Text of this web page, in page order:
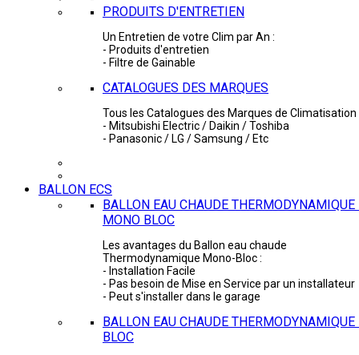
PRODUITS D'ENTRETIEN
Un Entretien de votre Clim par An :
- Produits d'entretien
- Filtre de Gainable
CATALOGUES DES MARQUES
Tous les Catalogues des Marques de Climatisation
- Mitsubishi Electric / Daikin / Toshiba
- Panasonic / LG / Samsung / Etc
BALLON ECS
BALLON EAU CHAUDE THERMODYNAMIQUE
MONO BLOC
Les avantages du Ballon eau chaude
Thermodynamique Mono-Bloc :
- Installation Facile
- Pas besoin de Mise en Service par un installateur
- Peut s'installer dans le garage
BALLON EAU CHAUDE
BLOC